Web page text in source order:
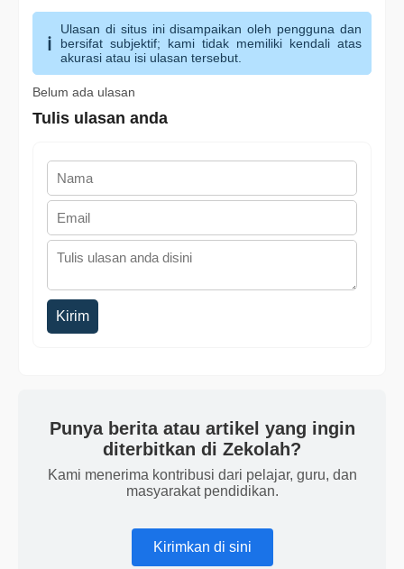
Ulasan di situs ini disampaikan oleh pengguna dan
bersifat subjektif; kami tidak memiliki kendali atas
akurasi atau isi ulasan tersebut.
Belum ada ulasan
Tulis ulasan anda
Kirim
Punya berita atau artikel yang ingin
diterbitkan di Zekolah?
Kami menerima kontribusi dari pelajar, guru, dan
masyarakat pendidikan.
Kirimkan di sini